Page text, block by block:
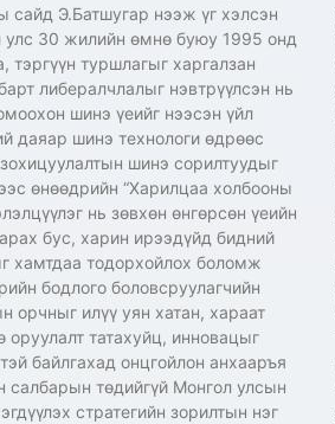
сайд Э.Батшугар нээж үг хэлсэн
улс 30 жилийн өмнө буюу 1995 онд
тэргүүн туршлагыг харгалзан
либералчлалыг нэвтрүүлсэн нь
шинэ үеийг нээсэн үйл
даяар шинэ технологи өдрөөс
шинэ сорилтуудыг
өнөөдрийн “Харилцаа холбооны
нь зөвхөн өнгөрсөн үеийн
бус, харин ирээдүйд бидний
хамтдаа тодорхойлох боломж
бодлого боловсруулагчийн
орчныг илүү уян хатан, хараат
оруулалт татахуйц, инновацыг
байлгахад онцгойлон анхааръя
салбарын төдийгүй Монгол улсын
стратегийн зорилтын нэг